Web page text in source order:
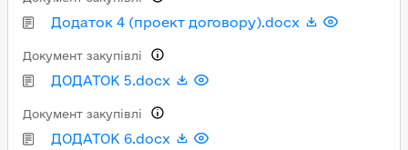
Додаток 4 (проект договору).docx
ДОДАТОК 5.docx
Документ закупівлі
ДОДАТОК 6.docx
Документ закупівлі